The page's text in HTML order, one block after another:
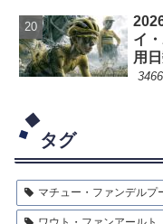
イ
用
タグ
マチュー・ファンデルプ